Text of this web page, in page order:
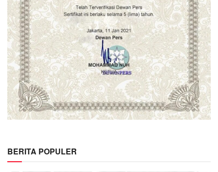
BERITA POPULER